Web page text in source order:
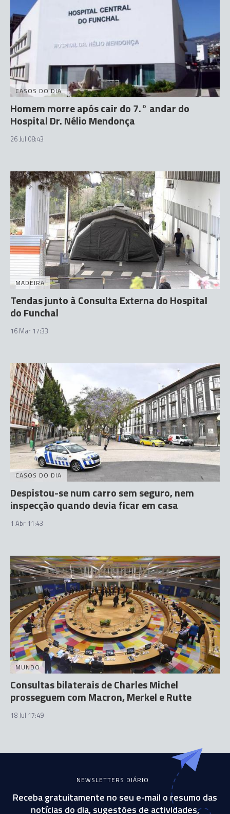
CASOS DO DIA
Homem morre após cair do 7.° andar do
Hospital Dr. Nélio Mendonça
26 Jul 08:43
MADEIRA
Tendas junto à Consulta Externa do Hospital
do Funchal
16 Mar 17:33
CASOS DO DIA
Despistou-se num carro sem seguro, nem
inspecção quando devia ficar em casa
1 Abr 11:43
MUNDO
Consultas bilaterais de Charles Michel
prosseguem com Macron, Merkel e Rutte
18 Jul 17:49
NEWSLETTERS DIÁRIO
Receba gratuitamente no seu e-mail o resumo das
notícias do dia, sugestões de actividades,